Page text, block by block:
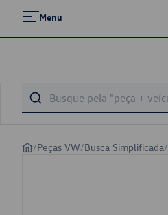
Menu
/Peças VW/Busca Simplificada/